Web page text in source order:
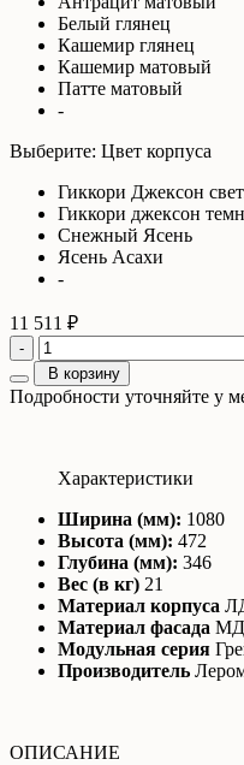
Белый глянец
Кашемир глянец
Кашемир матовый
Патте матовый
-
Выберите: Цвет корпуса
Гиккори Джексон
Гиккори джексон
Снежный Ясень
Ясень Асахи
-
11 511 ₽
-
В корзину
Подробности уточняйте у
Характеристики
Ширина (мм): 1080
Высота (мм): 472
Глубина (мм): 346
Вес (в кг) 21
Материал корпуса
Материал фасада
Модульная серия
Производитель
ОПИСАНИЕ